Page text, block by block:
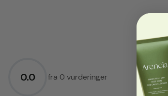
0.0 fra 0 vurderinger
5.0★
4.0★
3.0★
2.0★